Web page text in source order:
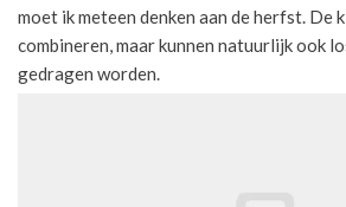
moet ik meteen denken aan de herfst. De
combineren, maar kunnen natuurlijk ook
gedragen worden.